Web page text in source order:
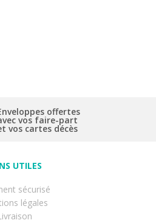
offertes
vos faire-part
vos cartes décès
UTILES
sécurisé
légales